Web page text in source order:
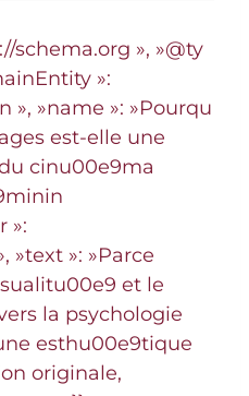
schema.org », »@ty
»:
», »name »: »Pourqu
est-elle une
cinu00e9ma
»:
»text »: »Parce
et le
la psychologie
esthu00e9tique
originale,